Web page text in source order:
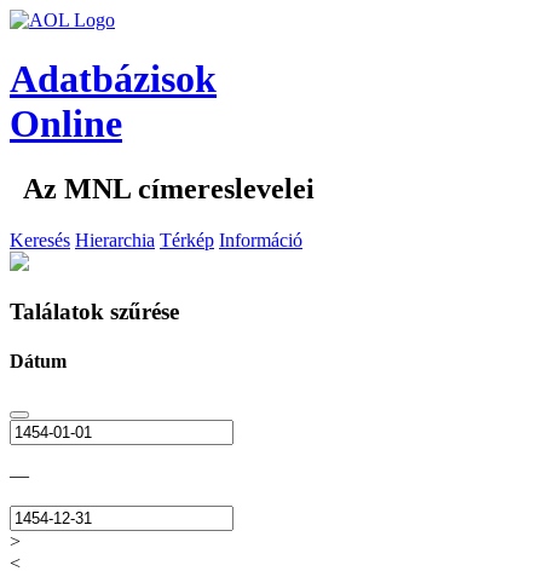
Adatbázisok
Online
Az MNL címereslevelei
Keresés Hierarchia Térkép Információ
Találatok szűrése
Dátum
—
>
<